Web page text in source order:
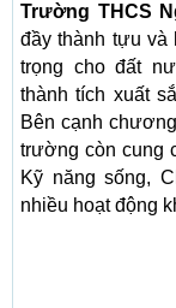
Trường THCS
đầy thành tựu và
trọng cho đất
thành tích xuất
Bên cạnh
trường còn cung
Kỹ năng sống,
nhiều hoạt động